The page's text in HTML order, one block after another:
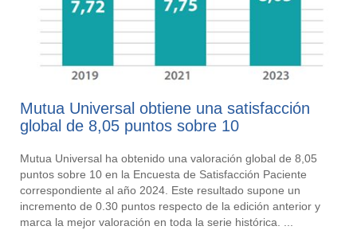
Mutua Universal obtiene una satisfacción
global de 8,05 puntos sobre 10
Mutua Universal ha obtenido una valoración global de 8,05
puntos sobre 10 en la Encuesta de Satisfacción Paciente
correspondiente al año 2024. Este resultado supone un
incremento de 0.30 puntos respecto de la edición anterior y
marca la mejor valoración en toda la serie histórica. ...